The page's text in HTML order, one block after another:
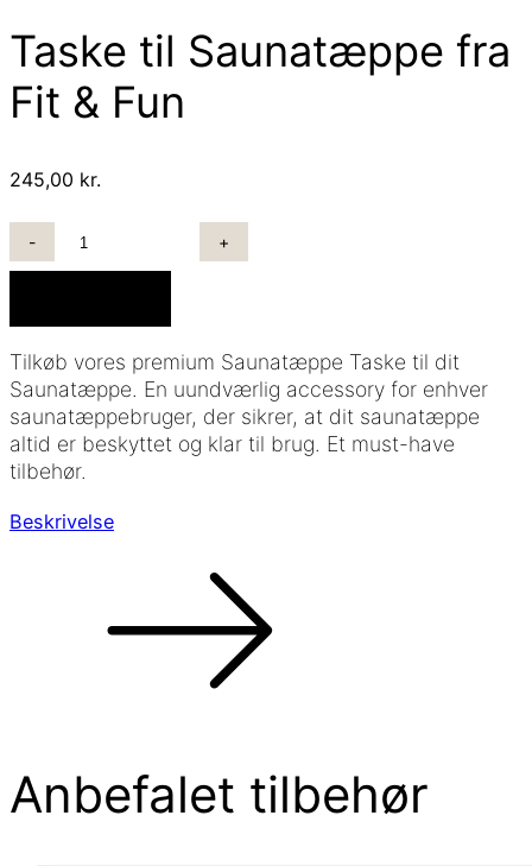
Taske til Saunatæppe fra
Fit & Fun
245,00 kr.
&
FUN
ANTAL
Tilkøb vores premium Saunatæppe Taske til dit
Saunatæppe. En uundværlig accessory for enhver
saunatæppebruger, der sikrer, at dit saunatæppe
altid er beskyttet og klar til brug. Et must-have
tilbehør.
Beskrivelse
Anbefalet tilbehør